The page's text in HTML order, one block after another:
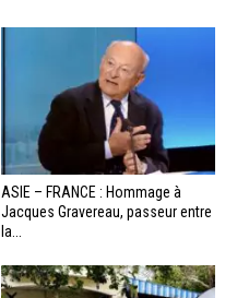
ASIE – FRANCE : Hommage à
Jacques Gravereau, passeur entre
la...